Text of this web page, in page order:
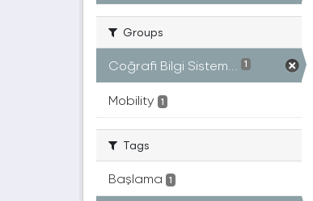
Groups
Coğrafi Bilgi Sistem... 1
Mobility 1
Tags
Başlama 1